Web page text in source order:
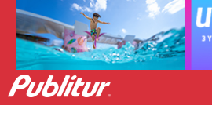
INICIO
INDUSTRIA TURÍSTICA